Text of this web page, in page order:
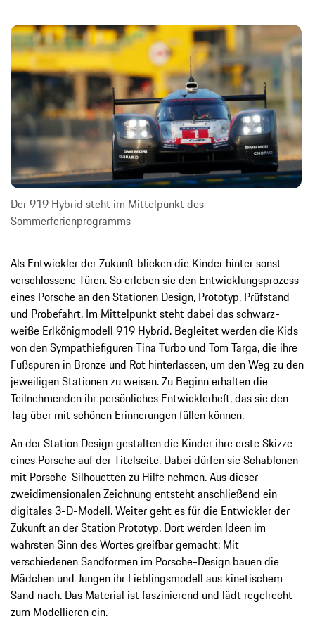
Der 919 Hybrid steht im Mittelpunkt des
Sommerferienprogramms
Als Entwickler der Zukunft blicken die Kinder hinter sonst
verschlossene Türen. So erleben sie den Entwicklungsprozess
eines Porsche an den Stationen Design, Prototyp, Prüfstand
und Probefahrt. Im Mittelpunkt steht dabei das schwarz-
weiße Erlkönigmodell 919 Hybrid. Begleitet werden die Kids
von den Sympathiefiguren Tina Turbo und Tom Targa, die ihre
Fußspuren in Bronze und Rot hinterlassen, um den Weg zu den
jeweiligen Stationen zu weisen. Zu Beginn erhalten die
Teilnehmenden ihr persönliches Entwicklerheft, das sie den
Tag über mit schönen Erinnerungen füllen können.
An der Station Design gestalten die Kinder ihre erste Skizze
eines Porsche auf der Titelseite. Dabei dürfen sie Schablonen
mit Porsche-Silhouetten zu Hilfe nehmen. Aus dieser
zweidimensionalen Zeichnung entsteht anschließend ein
digitales 3-D-Modell. Weiter geht es für die Entwickler der
Zukunft an der Station Prototyp. Dort werden Ideen im
wahrsten Sinn des Wortes greifbar gemacht: Mit
verschiedenen Sandformen im Porsche-Design bauen die
Mädchen und Jungen ihr Lieblingsmodell aus kinetischem
Sand nach. Das Material ist faszinierend und lädt regelrecht
zum Modellieren ein.